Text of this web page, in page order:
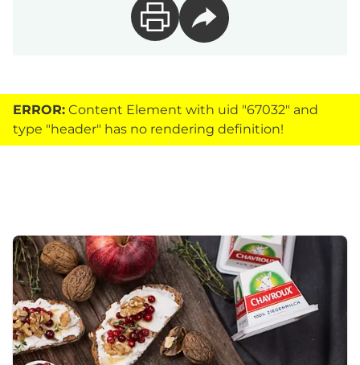
ERROR: Content Element with uid "67032" and
type "header" has no rendering definition!